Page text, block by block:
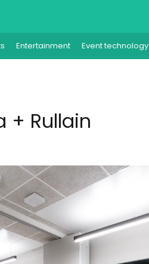
Entertainment Event technology
+ Rullain